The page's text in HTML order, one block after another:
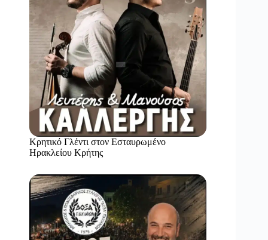
Κρητικό Γλέντι στον Εσταυρωμένο
Ηρακλείου Κρήτης